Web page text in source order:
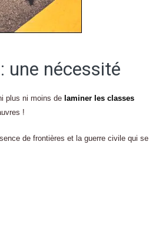
une nécessité
plus ni moins de laminer les classes
!
de frontières et la guerre civile qui se